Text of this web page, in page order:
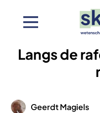
inhoudLangs de
Afbeelding
Geerdt Magiels